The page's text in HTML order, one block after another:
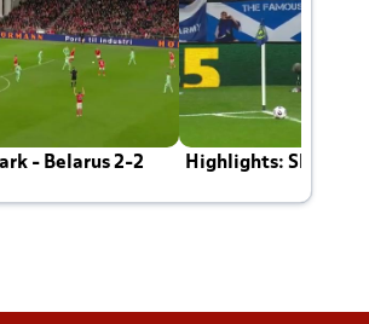
- Belarus 2-2 Highlights: Skotland